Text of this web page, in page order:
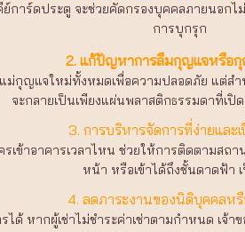
าร์ดประตู จะช่วยคัดกรองบุคคลภายนอก
การบุกรุก
2. แก้ปัญหาการลืมกุญแจหรือ
ม่กุญแจใหม่ทั้งหมดเพื่อความปลอดภัย แ
จะกลายเป็นเพียงแผ่นพลาสติกธรรมดาที่เปิ
3. การบริหารจัดการที่ง่ายและ
เข้าอาคารเวลาไหน ช่วยให้การติดตาม
หน้า หรือเข้าได้ถึงชั้นดาดฟ้า
4. ลดภาระงานของนิติบุคคลหรื
หากผู้เช่าไม่ชำระค่าเช่าตามกำหนด เจ้